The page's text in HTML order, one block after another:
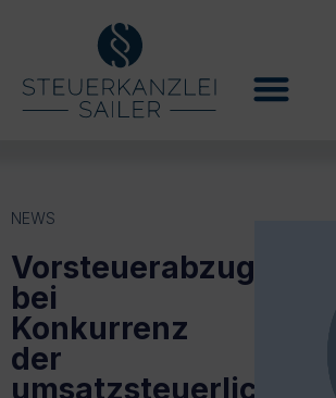
NEWS
Vorsteuerabzug
bei
Konkurrenz
der
umsatzsteuerlichen